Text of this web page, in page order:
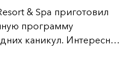
& Spa приготовил
программу
каникул. Интересно
ведь Новый год —